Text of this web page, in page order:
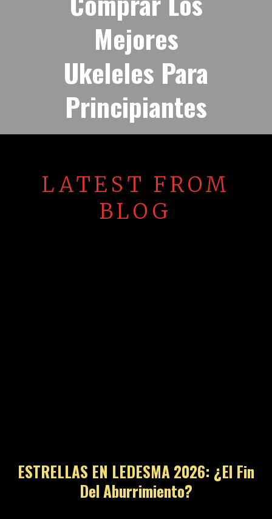
Mejores
Ukeleles Para
Principiantes
LATEST FROM
BLOG
ESTRELLAS EN LEDESMA 2026: ¿El Fin
Del Aburrimiento?